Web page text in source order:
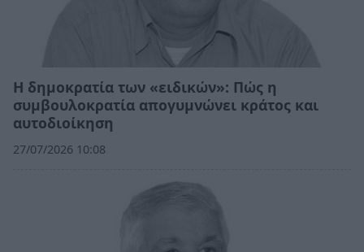
Η δημοκρατία των «ειδικών»: Πώς η
συμβουλοκρατία απογυμνώνει κράτος και
αυτοδιοίκηση
27/07/2026 10:08